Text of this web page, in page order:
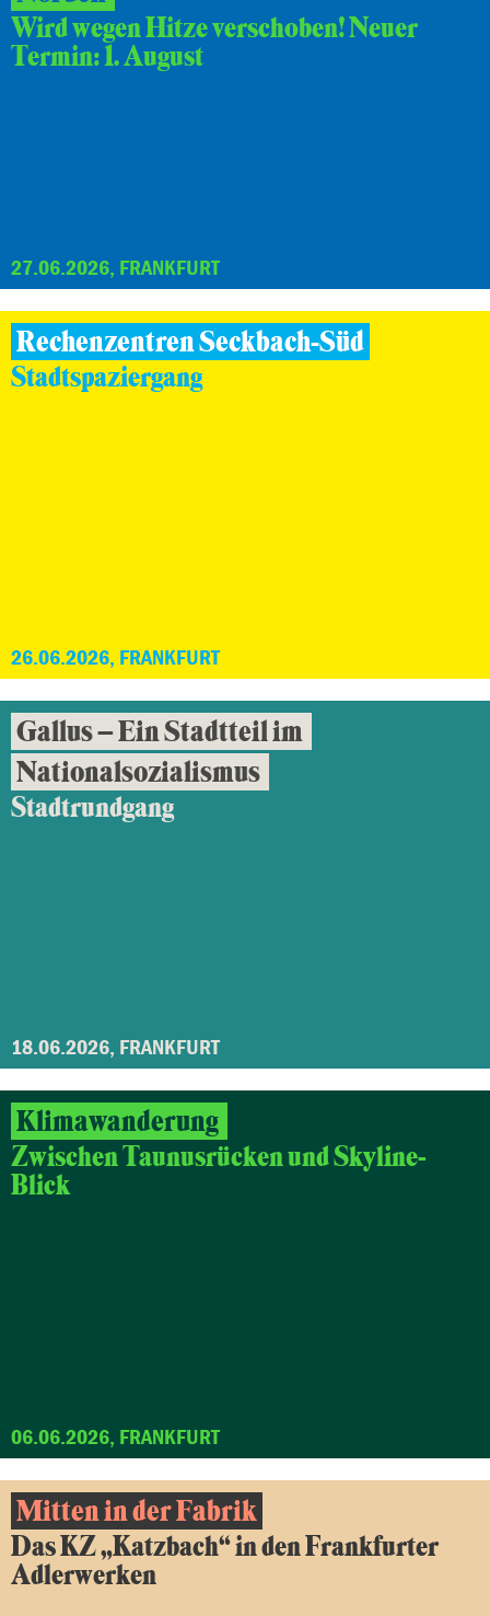
Wird wegen Hitze verschoben! Neuer
Termin: 1. August
27.06.2026, FRANKFURT
Rechenzentren Seckbach-Süd
Stadtspaziergang
26.06.2026, FRANKFURT
Gallus – Ein Stadtteil im
Nationalsozialismus
Stadtrundgang
18.06.2026, FRANKFURT
Klimawanderung
Zwischen Taunusrücken und Skyline-
Blick
06.06.2026, FRANKFURT
Mitten in der Fabrik
Das KZ „Katzbach“ in den Frankfurter
Adlerwerken